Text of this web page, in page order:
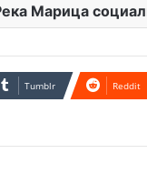
Марица
Tumblr Reddit